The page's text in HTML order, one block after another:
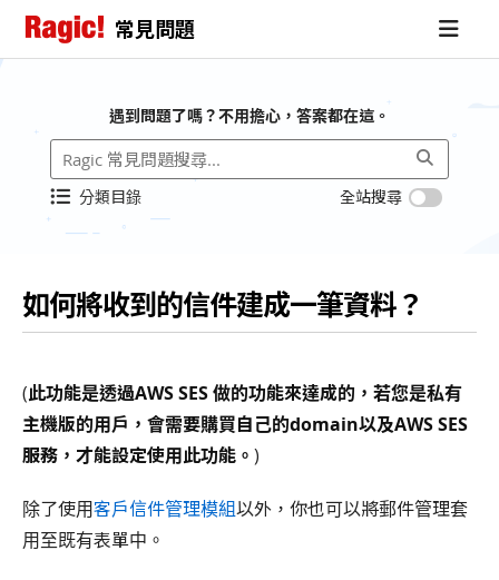
常見問題
遇到問題了嗎？不用擔心，答案都在這。
分類目錄 全站搜尋
如何將收到的信件建成一筆資料？
(此功能是透過AWS SES 做的功能來達成的，若您是私有
主機版的用戶，會需要購買自己的domain以及AWS SES
服務，才能設定使用此功能。 )
除了使用客戶信件管理模組以外，你也可以將郵件管理套
用至既有表單中。